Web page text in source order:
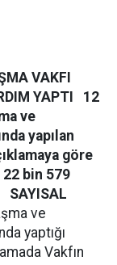
VAKFI
YAPTI
12
ve
yapılan
göre
22 bin 579
SAYISAL
ve
yaptığı
Vakfın